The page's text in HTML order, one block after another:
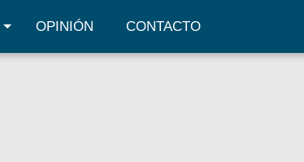
OPINIÓN CONTACTO